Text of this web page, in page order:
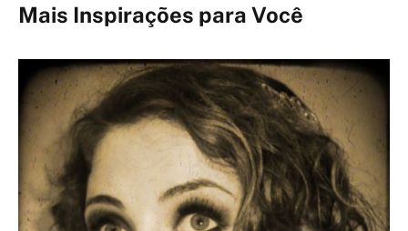
Mais Inspirações para Você